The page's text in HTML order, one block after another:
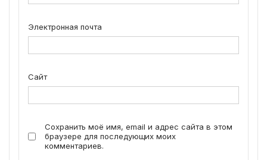
Электронная почта
Сайт
Сохранить моё имя, email и адрес сайта в этом
браузере для последующих моих
комментариев.